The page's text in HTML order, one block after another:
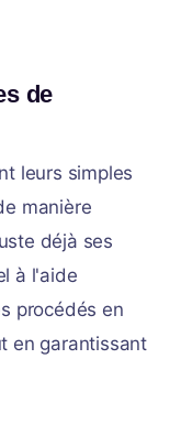
de
leurs simples
manière
déjà ses
à l'aide
procédés en
en garantissant